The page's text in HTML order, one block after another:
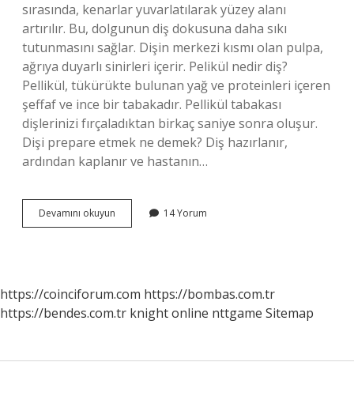
sırasında, kenarlar yuvarlatılarak yüzey alanı
artırılır. Bu, dolgunun diş dokusuna daha sıkı
tutunmasını sağlar. Dişin merkezi kısmı olan pulpa,
ağrıya duyarlı sinirleri içerir. Pelikül nedir diş?
Pellikül, tükürükte bulunan yağ ve proteinleri içeren
şeffaf ve ince bir tabakadır. Pellikül tabakası
dişlerinizi fırçaladıktan birkaç saniye sonra oluşur.
Dişi prepare etmek ne demek? Diş hazırlanır,
ardından kaplanır ve hastanın…
Devamını okuyun
Nedir
14 Yorum
https://coinciforum.com https://bombas.com.tr
https://bendes.com.tr knight online nttgame Sitemap